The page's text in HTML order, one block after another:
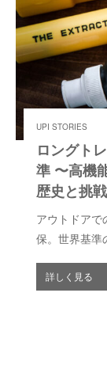
UPI STORIES
ロングト
準 〜高機
歴史と挑
アウトドアで
保。世界基準
のか？ 創業
詳しく見る